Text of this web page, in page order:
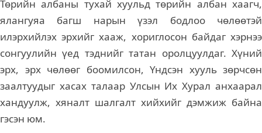
Төрийн албаны тухай хуульд төрийн албан хаагч,
ялангуяа багш нарын үзэл бодлоо чөлөөтэй
илэрхийлэх эрхийг хааж, хориглосон байдаг хэрнээ
сонгуулийн үед тэднийг татан оролцуулдаг. Хүний
эрх, эрх чөлөөг боомилсон, Үндсэн хууль зөрчсөн
заалтуудыг хасах талаар Улсын Их Хурал анхаарал
хандуулж, хяналт шалгалт хийхийг дэмжиж байна
гэсэн юм.